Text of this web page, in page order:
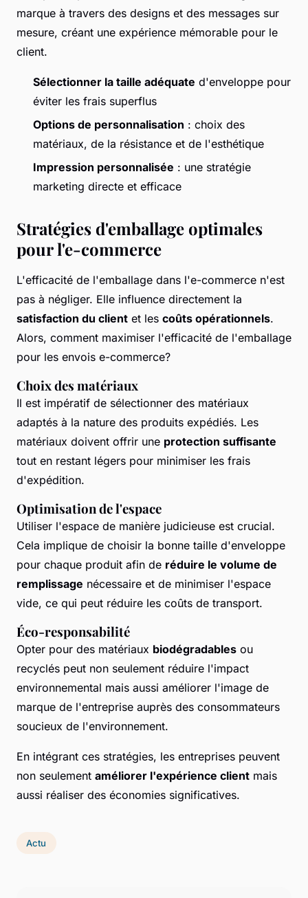
marque à travers des designs et des messages sur
mesure, créant une expérience mémorable pour le
client.
Sélectionner la taille adéquate d'enveloppe pour
éviter les frais superflus
Options de personnalisation : choix des
matériaux, de la résistance et de l'esthétique
Impression personnalisée : une stratégie
marketing directe et efficace
Stratégies d'emballage optimales
pour l'e-commerce
L'efficacité de l'emballage dans l'e-commerce n'est
pas à négliger. Elle influence directement la
satisfaction du client et les coûts opérationnels.
Alors, comment maximiser l'efficacité de l'emballage
pour les envois e-commerce?
Choix des matériaux
Il est impératif de sélectionner des matériaux
adaptés à la nature des produits expédiés. Les
matériaux doivent offrir une protection suffisante
tout en restant légers pour minimiser les frais
d'expédition.
Optimisation de l'espace
Utiliser l'espace de manière judicieuse est crucial.
Cela implique de choisir la bonne taille d'enveloppe
pour chaque produit afin de réduire le volume de
remplissage nécessaire et de minimiser l'espace
vide, ce qui peut réduire les coûts de transport.
Éco-responsabilité
Opter pour des matériaux biodégradables ou
recyclés peut non seulement réduire l'impact
environnemental mais aussi améliorer l'image de
marque de l'entreprise auprès des consommateurs
soucieux de l'environnement.
En intégrant ces stratégies, les entreprises peuvent
non seulement améliorer l'expérience client mais
aussi réaliser des économies significatives.
Actu